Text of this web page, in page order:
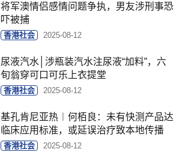
将军澳情侣感情问题争执，男友涉刑事恐
吓被捕
香港社会 2025-08-12
尿液汽水│涉瓶装汽水注尿液“加料”，六
旬翁穿可口可乐上衣提堂
香港社会 2025-08-12
基孔肯尼亚热︱何栢良：未有快测产品达
临床应用标准，或延误治疗致本地传播
香港社会 2025-08-12